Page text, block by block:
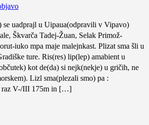
se uadprajl u Uipaua(odpravili v Vipavo)
Škvarča Tadej-Žuan, Selak Primož-
iuko mpa maje malejnkast. Plizat sma šli u
ture. Ris(res) lip(lep) amabient u
kot de(da) si nejk(nekje) u gričih, ne
Lizl sma(plezali smo) pa :
raz V-/III 175m in […]